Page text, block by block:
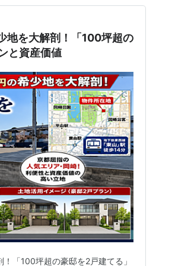
地を大解剖！「100坪超の
と資産価値
「100坪超の豪邸を2戸建てる」